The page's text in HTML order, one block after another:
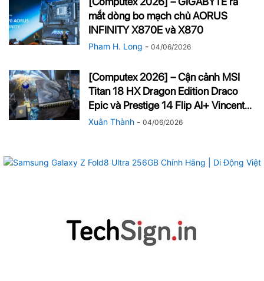
mắt dòng bo mạch chủ AORUS
INFINITY X870E và X870
Pham H. Long - 04/06/2026
[Computex 2026] – Cận cảnh MSI
Titan 18 HX Dragon Edition Draco
Epic và Prestige 14 Flip AI+ Vincent...
Xuân Thành - 04/06/2026